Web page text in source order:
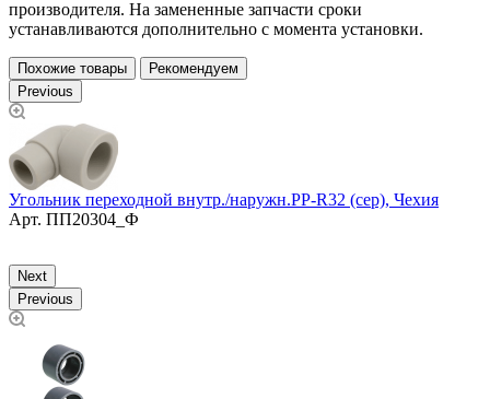
производителя. На замененные запчасти сроки
устанавливаются дополнительно с момента установки.
Похожие товары
Рекомендуем
Previous
Угольник переходной внутр./наружн.PP-R32 (сер), Чехия
Арт. ПП20304_Ф
Next
Previous